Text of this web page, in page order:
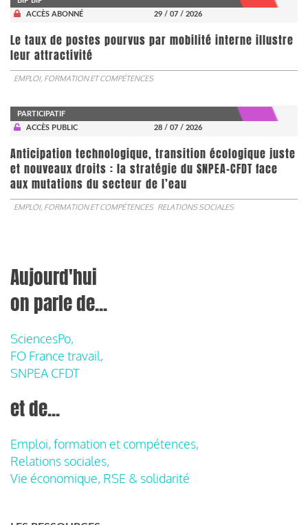
ACCÈS ABONNÉ
29 / 07 / 2026
Le taux de postes pourvus par mobilité interne illustre
leur attractivité
EMPLOI, FORMATION ET COMPÉTENCES
PARTICIPATIF
ACCÈS PUBLIC
28 / 07 / 2026
Anticipation technologique, transition écologique juste
et nouveaux droits : la stratégie du SNPEA-CFDT face
aux mutations du secteur de l’eau
EMPLOI, FORMATION ET COMPÉTENCES RELATIONS SOCIALES
Aujourd'hui
on parle de...
SciencesPo,
FO France travail,
SNPEA CFDT
et de...
Emploi, formation et compétences,
Relations sociales,
Vie économique, RSE & solidarité